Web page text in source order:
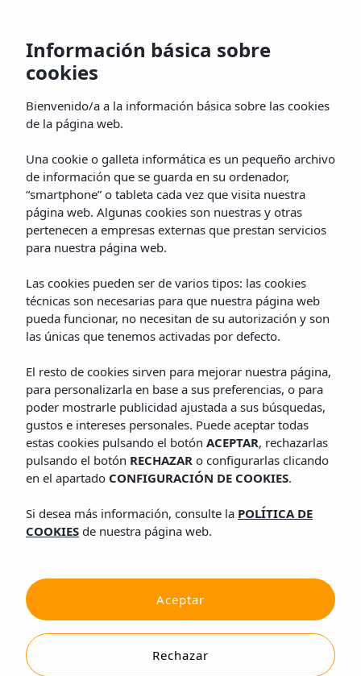
Inicio Habitaciones
Información básica sobre
cookies
Bienvenido/a a la información básica sobre las cookies
de la página web.
Una cookie o galleta informática es un pequeño archivo
de información que se guarda en su ordenador,
“smartphone” o tableta cada vez que visita nuestra
página web. Algunas cookies son nuestras y otras
pertenecen a empresas externas que prestan servicios
para nuestra página web.
Las cookies pueden ser de varios tipos: las cookies
técnicas son necesarias para que nuestra página web
pueda funcionar, no necesitan de su autorización y son
las únicas que tenemos activadas por defecto.
El resto de cookies sirven para mejorar nuestra página,
para personalizarla en base a sus preferencias, o para
poder mostrarle publicidad ajustada a sus búsquedas,
gustos e intereses personales. Puede aceptar todas
estas cookies pulsando el botón ACEPTAR, rechazarlas
pulsando el botón RECHAZAR o configurarlas clicando
en el apartado CONFIGURACIÓN DE COOKIES.
Si desea más información, consulte la POLÍTICA DE
COOKIES de nuestra página web.
Rechazar
Aceptar